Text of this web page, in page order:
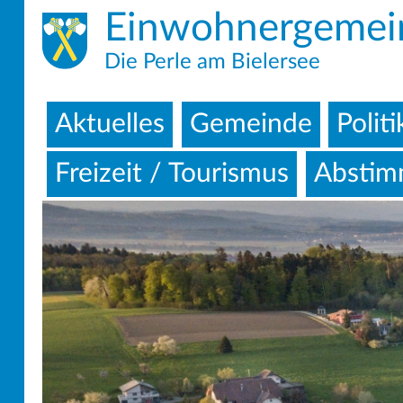
Die Perle am Bielersee
Aktuelles Gemeinde
Freizeit / Tourismus